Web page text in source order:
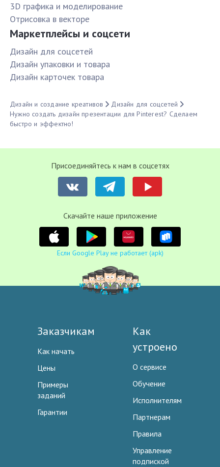
3D графика и моделирование
Отрисовка в векторе
Маркетплейсы и соцсети
Дизайн для соцсетей
Дизайн упаковки и товара
Дизайн карточек товара
Дизайн и создание креативов
Дизайн для соцсетей
Нужно создать дизайн презентации для Pinterest? Сделаем
быстро и эффектно!
Присоединяйтесь к нам в соцсетях
Cкачайте наше приложение
Если Google Play не работает (apk)
Заказчикам
Как начать
Цены
Примеры
заданий
Гарантии
Как
устроено
О сервисе
Обучение
Исполнителям
Партнерам
Правила
Управление
подпиской